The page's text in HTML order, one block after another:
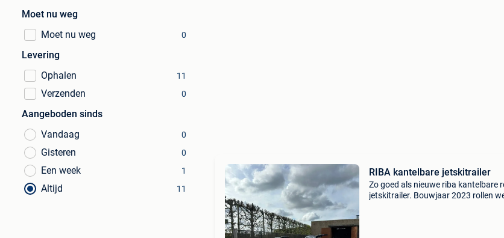
Moet nu weg
Moet nu weg
0
Levering
Ophalen
11
Verzenden 0
Aangeboden sinds
Vandaag
0
Gisteren 0
Een week 1
Altijd 11
RIBA kantelbare jetskitrailer
Zo goed als nieuwe riba kantelbare
jetskitrailer. Bouwjaar 2023 rollen